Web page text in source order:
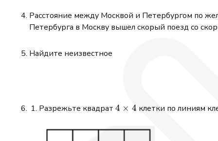
Расстояние между Москвой и Петербургом по
Петербурга в Москву вышел скорый поезд со
Найдите неизвестное
Разрежьте квадрат 4\times4
4 × 4 клетки по линиям